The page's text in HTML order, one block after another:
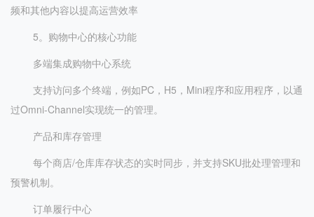
频和其他内容以提高运营效率
5。购物中心的核心功能
多端集成购物中心系统
支持访问多个终端，例如PC，H5，Mini程序和应用程序，以通
过Omni-Channel实现统一的管理。
产品和库存管理
每个商店/仓库库存状态的实时同步，并支持SKU批处理管理和
预警机制。
订单履行中心